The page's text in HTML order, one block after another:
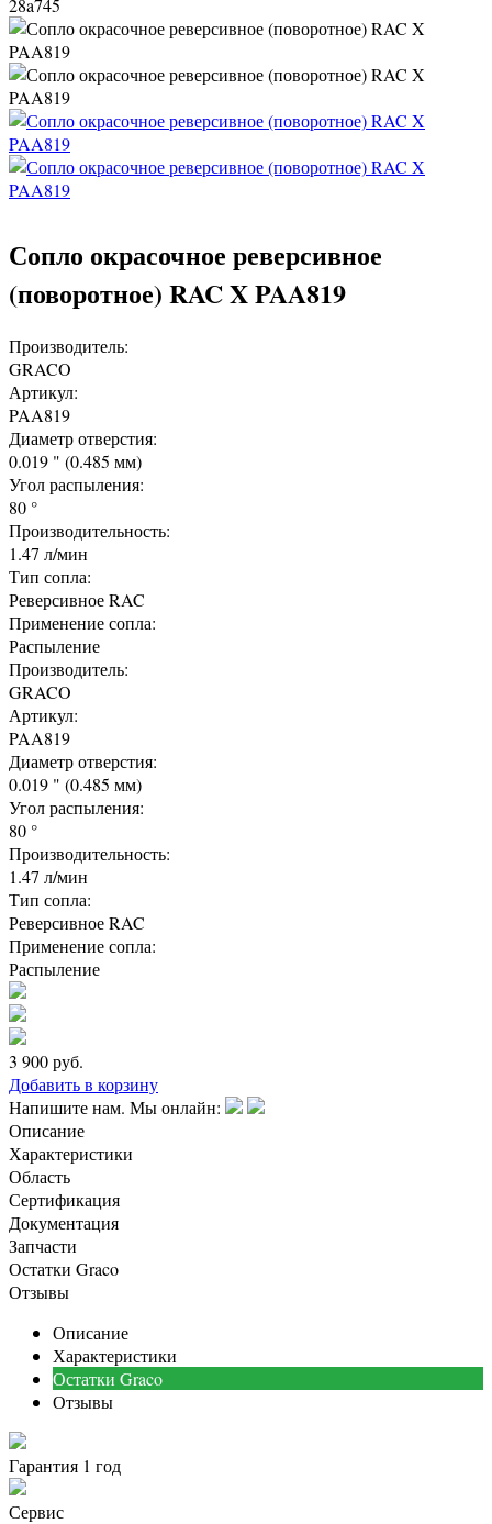
28a745
Сопло окрасочное реверсивное
(поворотное) RAC X PAA819
Производитель:
GRACO
Артикул:
PAA819
Диаметр отверстия:
0.019 " (0.485 мм)
Угол распыления:
80 °
Производительность:
1.47 л/мин
Тип сопла:
Реверсивное RAC
Применение сопла:
Распыление
Производитель:
GRACO
Артикул:
PAA819
Диаметр отверстия:
0.019 " (0.485 мм)
Угол распыления:
80 °
Производительность:
1.47 л/мин
Тип сопла:
Реверсивное RAC
Применение сопла:
Распыление
3 900руб.
Добавить в корзину
Напишите нам. Мы онлайн:
Описание
Характеристики
Область
Сертификация
Документация
Запчасти
Остатки Graco
Отзывы
Описание
Характеристики
Остатки Graco
Отзывы
Гарантия 1 год
Сервис